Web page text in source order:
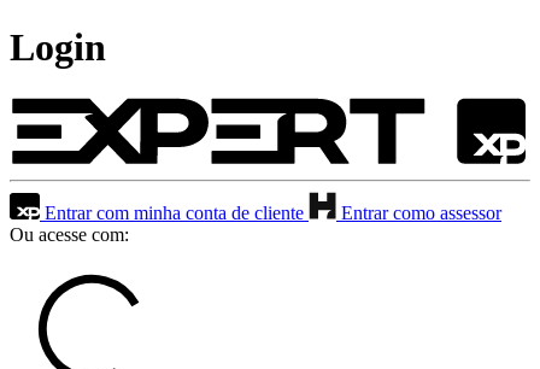
Login
Entrar com minha conta de cliente
Entrar como assessor
Ou acesse com: